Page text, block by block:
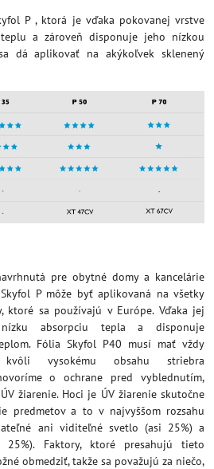
P , ktorá je vďaka pokovanej vrstve
a zároveň disponuje jeho nízkou
dá aplikovať na akýkoľvek sklenený
pre obytné domy a kancelárie
P môže byť aplikovaná na všetky
ktoré sa používajú v Európe. Vďaka jej
absorpciu tepla a disponuje
Fólia Skyfol P40 musí mať vždy
vysokému obsahu striebra
o ochrane pred vyblednutím,
žiarenie. Hoci je ÚV žiarenie skutočne
predmetov a to v najvyššom rozsahu
ani viditeľné svetlo (asi 25%) a
25%). Faktory, ktoré presahujú tieto
obmedziť, takže sa považujú za niečo,